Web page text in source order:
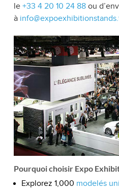
le +33 4 20 10 24 88 ou
à
Pourquoi choisir Expo
Explorez 1,000 modelés